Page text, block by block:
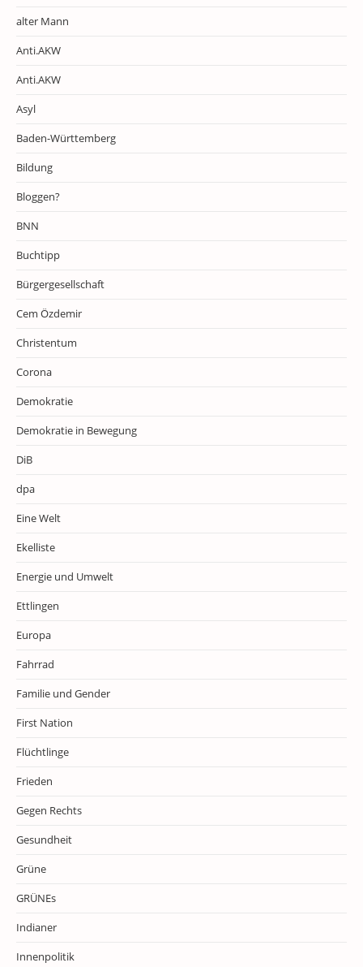
alter Mann
Anti.AKW
Anti.AKW
Asyl
Baden-Württemberg
Bildung
Bloggen?
BNN
Buchtipp
Bürgergesellschaft
Cem Özdemir
Christentum
Corona
Demokratie
Demokratie in Bewegung
DiB
dpa
Eine Welt
Ekelliste
Energie und Umwelt
Ettlingen
Europa
Fahrrad
Familie und Gender
First Nation
Flüchtlinge
Frieden
Gegen Rechts
Gesundheit
Grüne
GRÜNEs
Indianer
Innenpolitik